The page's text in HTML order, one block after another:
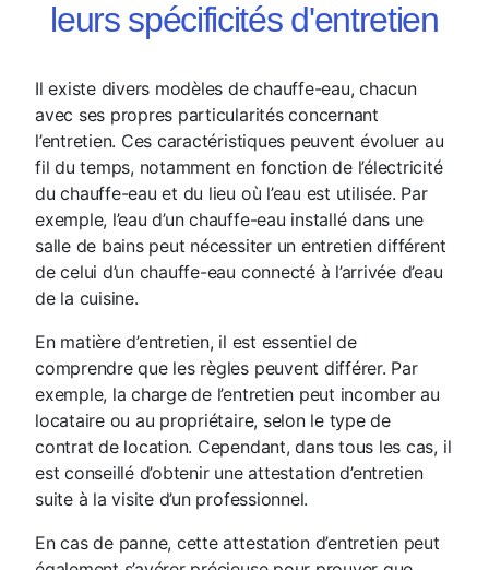
leurs spécificités d'entretien
Il existe divers modèles de chauffe-eau, chacun
avec ses propres particularités concernant
l’entretien. Ces caractéristiques peuvent évoluer au
fil du temps, notamment en fonction de l’électricité
du chauffe-eau et du lieu où l’eau est utilisée. Par
exemple, l’eau d’un chauffe-eau installé dans une
salle de bains peut nécessiter un entretien différent
de celui d’un chauffe-eau connecté à l’arrivée d’eau
de la cuisine.
En matière d’entretien, il est essentiel de
comprendre que les règles peuvent différer. Par
exemple, la charge de l’entretien peut incomber au
locataire ou au propriétaire, selon le type de
contrat de location. Cependant, dans tous les cas, il
est conseillé d’obtenir une attestation d’entretien
suite à la visite d’un professionnel.
En cas de panne, cette attestation d’entretien peut